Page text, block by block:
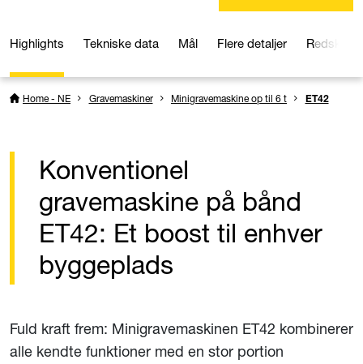
Highlights Tekniske data Mål Flere detaljer
Home - NE Gravemaskiner Minigravemaskine op til 6 t ET42
Konventionel
gravemaskine på bånd
ET42: Et boost til enhver
byggeplads
Fuld kraft frem: Minigravemaskinen ET42 kombinerer
alle kendte funktioner med en stor portion